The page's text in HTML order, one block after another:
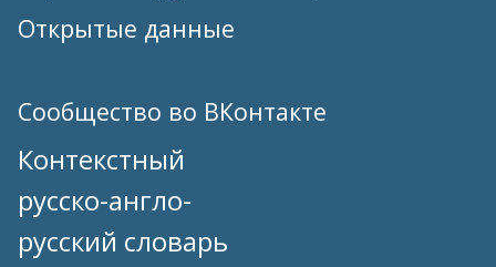
Открытые данные
Сообщество во ВКонтакте
Контекстный
русско-англо-
русский словарь